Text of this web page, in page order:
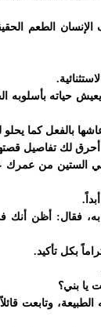
الطعم
حياته بأسلوبه
بالفعل كما
لك تفاصيل
في الستين من
فقال: أظن أنك
بكل تأكيد.
يا بني؟
وتابعت